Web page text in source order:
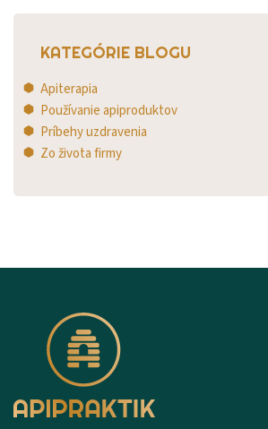
KATEGÓRIE BLOGU
Apiterapia
Používanie apiproduktov
Príbehy uzdravenia
Zo života firmy